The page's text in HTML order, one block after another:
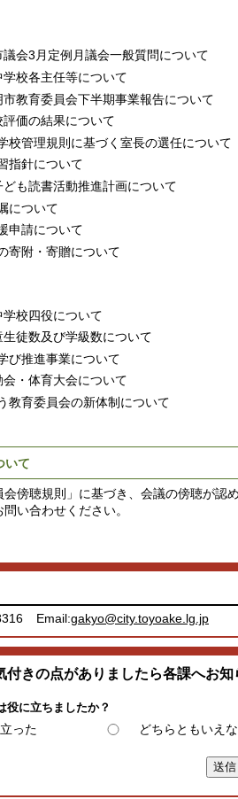
会3月定例月議会一般質問について
校各主任等について
教育委員会下半期事業報告について
価の結果について
校管理規則に基づく室長の選任について
指針について
も読書活動推進計画について
について
申請について
寄附・寄贈について
校四役について
徒数及び学級数について
び推進事業について
・体育大会について
教育委員会の新体制について
いて
会傍聴規則」に基づき、会議の傍聴が
い合わせください。
Email:gakyo@city.toyoake.lg.jp
付きの点がありましたら各課へお知
役に立ちましたか？
った どちらともいえ